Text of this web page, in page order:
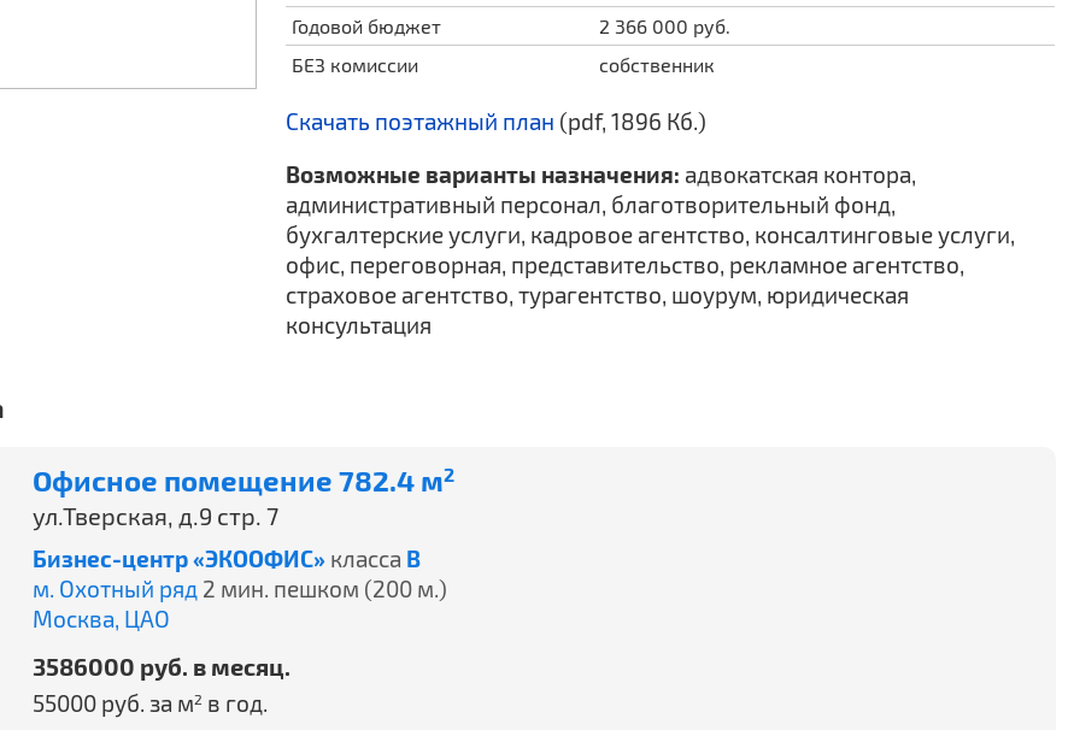
Годовой бюджет
2 366 000 руб.
БЕЗ комиссии
собственник
Скачать поэтажный план (pdf, 1896 Кб.)
Возможные варианты назначения: адвокатская контора,
административный персонал, благотворительный фонд,
бухгалтерские услуги, кадровое агентство, консалтинговые услуги,
офис, переговорная, представительство, рекламное агентство,
страховое агентство, турагентство, шоурум, юридическая
консультация
Офисное помещение 782.4 м2
ул.Тверская, д.9 стр. 7
Бизнес-центр «ЭКООФИС» класса B
м. Охотный ряд 2 мин. пешком (200 м.)
Москва, ЦАО
3586000 руб. в месяц.
55000 руб. за м2 в год.